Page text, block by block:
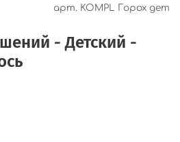
арт. KOMPL Горох дет
- Детский -